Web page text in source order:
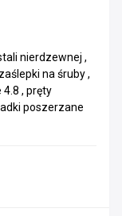
nierdzewnej ,
na śruby ,
, pręty
poszerzane